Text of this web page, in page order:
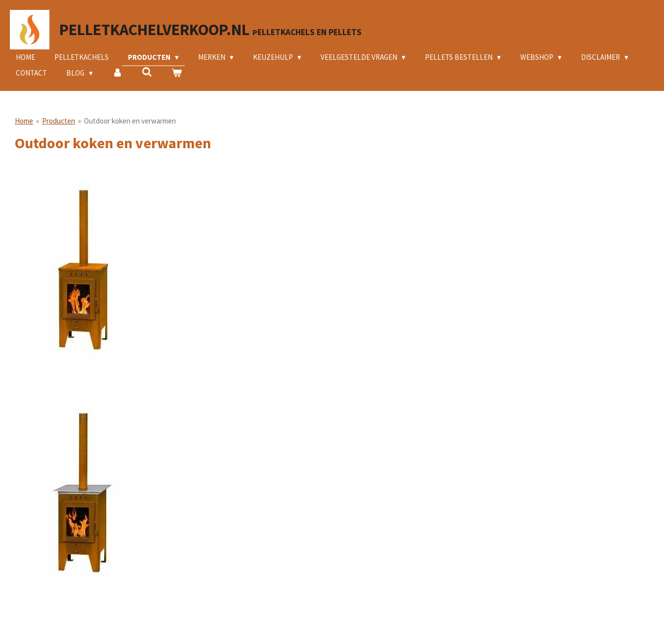
Ga
hoofdinhoud
PELLETKACHELVERKOOP.NL PELLETKACHELS EN PELLETS
HOME PELLETKACHELS PRODUCTEN MERKEN KEUZEHULP VEELGESTELDE VRAGEN PELLETS BESTELLEN WEBSHOP
DISCLAIMER
CONTACT
BLOG
Home » Producten » Outdoor koken en verwarmen
Outdoor koken en verwarmen